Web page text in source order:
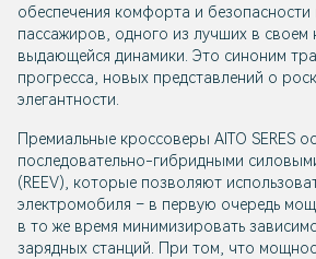
обеспечения комфорта и безопасности
пассажиров, одного из лучших в своем
выдающейся динамики. Это синоним
прогресса, новых представлений о
элегантности.
Премиальные кроссоверы AITO SERES
последовательно-гибридными
(REEV), которые позволяют
электромобиля – в первую очередь
в то же время минимизировать
зарядных станций. При том, что